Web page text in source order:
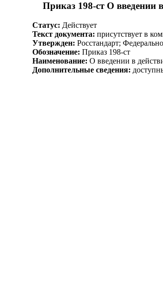
Приказ 198-ст О введении
Статус: Действует
Текст документа: присутствует в
Утвержден: Росстандарт;
Обозначение: Приказ 198-ст
Наименование: О введении в
Дополнительные сведения: